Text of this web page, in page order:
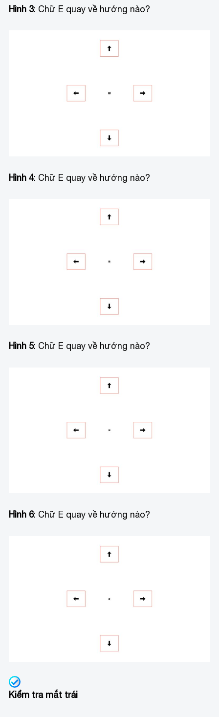
Hình 3: Chữ E quay về hướng nào?
Hình 4: Chữ E quay về hướng nào?
Hình 5: Chữ E quay về hướng nào?
Hình 6: Chữ E quay về hướng nào?
Kiểm tra mắt trái